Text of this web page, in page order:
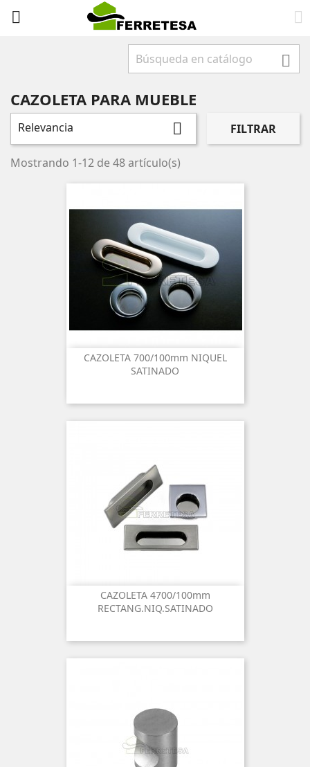
 

CAZOLETA PARA MUEBLE
Relevancia  FILTRAR
Mostrando 1-12 de 48 artículo(s)
CAZOLETA 700/100mm NIQUEL
SATINADO
CAZOLETA 4700/100mm
RECTANG.NIQ.SATINADO